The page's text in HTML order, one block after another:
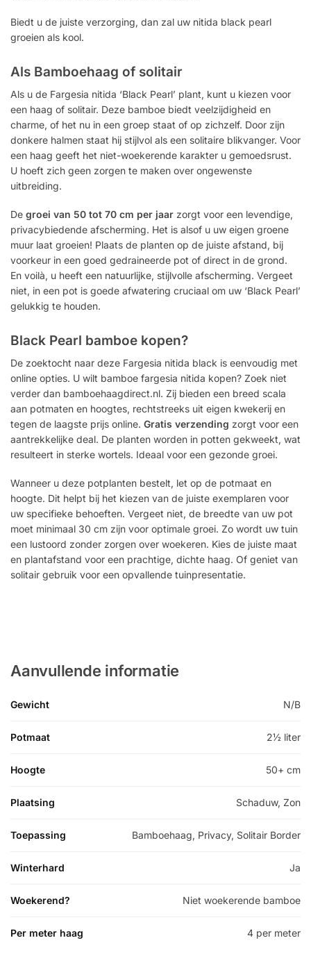
Biedt u de juiste verzorging, dan zal uw nitida black pearl
groeien als kool.
Als Bamboehaag of solitair
Als u de Fargesia nitida ‘Black Pearl’ plant, kunt u kiezen voor
een haag of solitair. Deze bamboe biedt veelzijdigheid en
charme, of het nu in een groep staat of op zichzelf. Door zijn
donkere halmen staat hij stijlvol als een solitaire blikvanger. Voor
een haag geeft het niet-woekerende karakter u gemoedsrust.
U hoeft zich geen zorgen te maken over ongewenste
uitbreiding.
De groei van 50 tot 70 cm per jaar zorgt voor een levendige,
privacybiedende afscherming. Het is alsof u uw eigen groene
muur laat groeien! Plaats de planten op de juiste afstand, bij
voorkeur in een goed gedraineerde pot of direct in de grond.
En voilà, u heeft een natuurlijke, stijlvolle afscherming. Vergeet
niet, in een pot is goede afwatering cruciaal om uw ‘Black Pearl’
gelukkig te houden.
Black Pearl bamboe kopen?
De zoektocht naar deze Fargesia nitida black is eenvoudig met
online opties. U wilt bamboe fargesia nitida kopen? Zoek niet
verder dan bamboehaagdirect.nl. Zij bieden een breed scala
aan potmaten en hoogtes, rechtstreeks uit eigen kwekerij en
tegen de laagste prijs online. Gratis verzending zorgt voor een
aantrekkelijke deal. De planten worden in potten gekweekt, wat
resulteert in sterke wortels. Ideaal voor een gezonde groei.
Wanneer u deze potplanten bestelt, let op de potmaat en
hoogte. Dit helpt bij het kiezen van de juiste exemplaren voor
uw specifieke behoeften. Vergeet niet, de breedte van uw pot
moet minimaal 30 cm zijn voor optimale groei. Zo wordt uw tuin
een lustoord zonder zorgen over woekeren. Kies de juiste maat
en plantafstand voor een prachtige, dichte haag. Of geniet van
solitair gebruik voor een opvallende tuinpresentatie.
Aanvullende informatie
Gewicht N/B
Potmaat 2½ liter
Hoogte 50+ cm
Plaatsing Schaduw, Zon
Toepassing Bamboehaag, Privacy, Solitair Border
Winterhard Ja
Woekerend? Niet woekerende bamboe
Per meter haag 4 per meter